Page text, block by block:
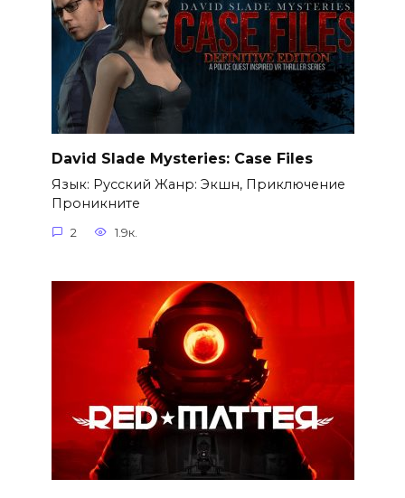
David Slade Mysteries: Case Files
Язык: Русский Жанр: Экшн, Приключение
Проникните
2 1.9к.